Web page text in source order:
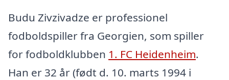
Budu Zivzivadze er professionel
fodboldspiller fra Georgien, som spiller
for fodboldklubben 1. FC Heidenheim.
Han er 32 år (født d. 10. marts 1994 i